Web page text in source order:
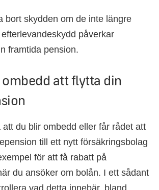
bort skydden om de inte längre
påverkar
framtida pension.
ombedd att flytta din
att du blir ombedd eller får rådet att
till ett nytt försäkringsbolag
för att få rabatt på
du ansöker om bolån. I ett sådant
vad detta innebär, bland